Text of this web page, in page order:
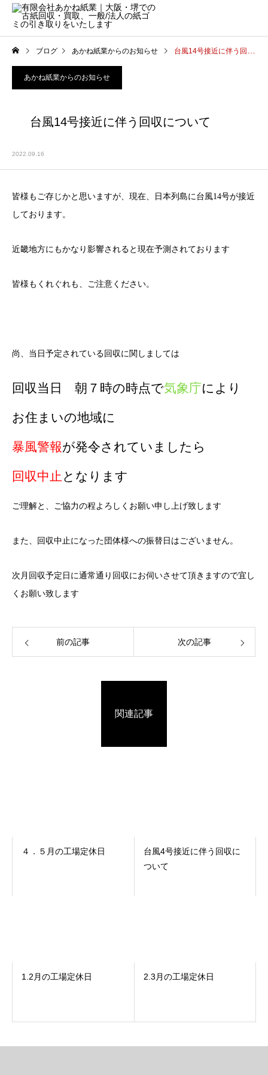
ブログ あかね紙業からのお知らせ 台風14号接近に伴う回収について
あかね紙業からのお知らせ
台風14号接近に伴う回収について
2022.09.16
皆様もご存じかと思いますが、現在、日本列島に台風14号が接近
しております。
近畿地方にもかなり影響されると現在予測されております
皆様もくれぐれも、ご注意ください。
尚、当日予定されている回収に関しましては
回収当日 朝７時の時点で気象庁により
お住まいの地域に
暴風警報が発令されていましたら
回収中止となります
ご理解と、ご協力の程よろしくお願い申し上げ致します
また、回収中止になった団体様への振替日はございません。
次月回収予定日に通常通り回収にお伺いさせて頂きますので宜し
くお願い致します
前の記事 次の記事
関連記事
４．５月の工場定休日
台風4号接近に伴う回収に
ついて
1.2月の工場定休日 2.3月の工場定休日